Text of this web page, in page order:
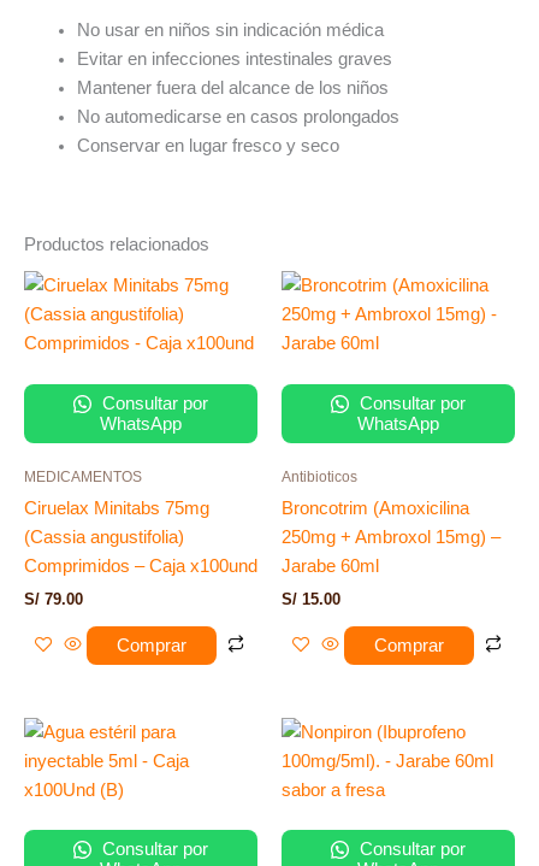
No usar en niños sin indicación médica
Evitar en infecciones intestinales graves
Mantener fuera del alcance de los niños
No automedicarse en casos prolongados
Conservar en lugar fresco y seco
Productos relacionados
Consultar por
WhatsApp
MEDICAMENTOS
Ciruelax Minitabs 75mg
(Cassia angustifolia)
Comprimidos – Caja x100und
S/ 79.00
Comprar
Consultar por
WhatsApp
Antibioticos
Broncotrim (Amoxicilina
250mg + Ambroxol 15mg) –
Jarabe 60ml
S/ 15.00
Comprar
Consultar por
Consultar por